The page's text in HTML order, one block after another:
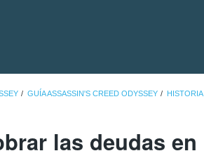
GUÍA ASSASSIN'S CREED ODYSSEY HISTORIA
las deudas en